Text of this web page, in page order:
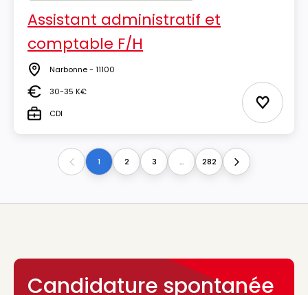
Assistant administratif et
comptable F/H
Lieu Narbonne - 11100
Salaire30-35 K€
TypeCDI Ajouter
Previous1 2 3 ... 282 Next
Candidature spontanée